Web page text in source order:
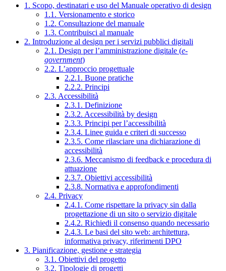
1. Scopo, destinatari e uso del Manuale operativo di design
1.1. Versionamento e storico
1.2. Consultazione del manuale
1.3. Contribuisci al manuale
2. Introduzione al design per i servizi pubblici digitali
2.1. Design per l’amministrazione digitale (e-
government)
2.2. L’approccio progettuale
2.2.1. Buone pratiche
2.2.2. Principi
2.3. Accessibilità
2.3.1. Definizione
2.3.2. Accessibilità by design
2.3.3. Principi per l’accessibilità
2.3.4. Linee guida e criteri di successo
2.3.5. Come rilasciare una dichiarazione di
accessibilità
2.3.6. Meccanismo di feedback e procedura di
attuazione
2.3.7. Obiettivi accessibilità
2.3.8. Normativa e approfondimenti
2.4. Privacy
2.4.1. Come rispettare la privacy sin dalla
progettazione di un sito o servizio digitale
2.4.2. Richiedi il consenso quando necessario
2.4.3. Le basi del sito web: architettura,
informativa privacy, riferimenti DPO
3. Pianificazione, gestione e strategia
3.1. Obiettivi del progetto
3.2. Tipologie di progetti